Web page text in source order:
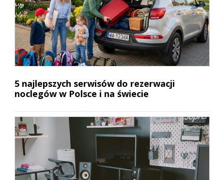
5 najlepszych serwisów do rezerwacji
noclegów w Polsce i na świecie